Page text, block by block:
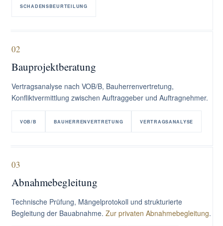
SCHADENSBEURTEILUNG
02
Bauprojektberatung
Vertragsanalyse nach VOB/B, Bauherrenvertretung,
Konfliktvermittlung zwischen Auftraggeber und Auftragnehmer.
VOB/B BAUHERRENVERTRETUNG VERTRAGSANALYSE
03
Abnahmebegleitung
Technische Prüfung, Mängelprotokoll und strukturierte
Begleitung der Bauabnahme. Zur privaten Abnahmebegleitung.